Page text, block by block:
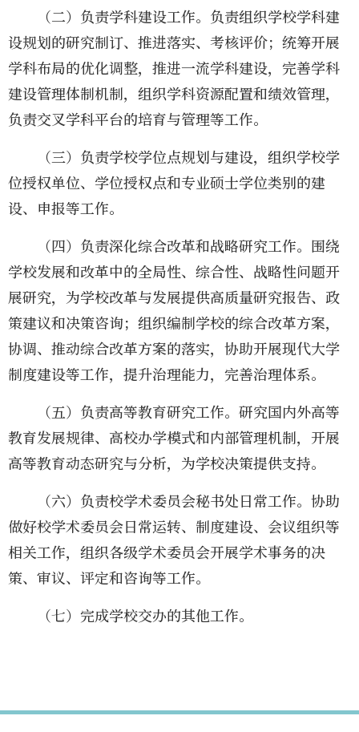
（二）负责学科建设工作。负责组织学校学科建
设规划的研究制订、推进落实、考核评价；统筹开展
学科布局的优化调整，推进一流学科建设，完善学科
建设管理体制机制，组织学科资源配置和绩效管理，
负责交叉学科平台的培育与管理等工作。
（三）负责学校学位点规划与建设，组织学校学
位授权单位、学位授权点和专业硕士学位类别的建
设、申报等工作。
（四）负责深化综合改革和战略研究工作。围绕
学校发展和改革中的全局性、综合性、战略性问题开
展研究，为学校改革与发展提供高质量研究报告、政
策建议和决策咨询；组织编制学校的综合改革方案，
协调、推动综合改革方案的落实，协助开展现代大学
制度建设等工作，提升治理能力，完善治理体系。
（五）负责高等教育研究工作。研究国内外高等
教育发展规律、高校办学模式和内部管理机制，开展
高等教育动态研究与分析，为学校决策提供支持。
（六）负责校学术委员会秘书处日常工作。协助
做好校学术委员会日常运转、制度建设、会议组织等
相关工作，组织各级学术委员会开展学术事务的决
策、审议、评定和咨询等工作。
（七）完成学校交办的其他工作。